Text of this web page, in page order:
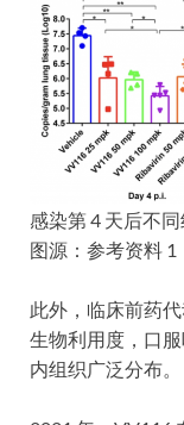
感染第 4 天后不
图源：参考资料 1
此外，临床前药
生物利用度，口
内组织广泛分布。